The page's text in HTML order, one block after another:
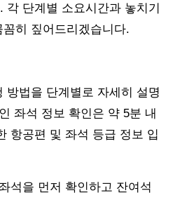
각 단계별 소요시간과 놓치기
히 짚어드리겠습니다.
방법을 단계별로 자세히 설명
좌석 정보 확인은 약 5분 내
항공편 및 좌석 등급 정보 입
석을 먼저 확인하고 잔여석